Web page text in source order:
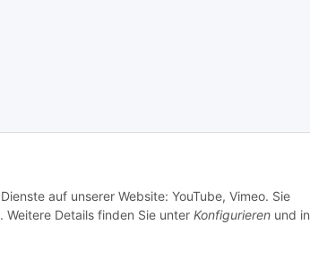
auf unserer Website: YouTube, Vimeo. Sie
Details finden Sie unter Konfigurieren und in